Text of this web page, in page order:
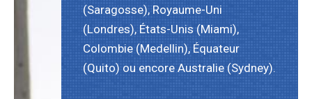
(Saragosse), Royaume-Uni
(Londres), États-Unis (Miami),
Colombie (Medellin), Équateur
(Quito) ou encore Australie (Sydney).